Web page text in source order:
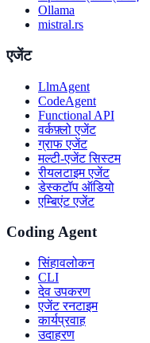
Ollama
mistral.rs
एजेंट
LlmAgent
CodeAgent
Functional API
वर्कफ़्लो एजेंट
ग्राफ एजेंट
मल्टी-एजेंट सिस्टम
रीयलटाइम एजेंट
डेस्कटॉप ऑडियो
एम्बिएंट एजेंट
Coding Agent
सिंहावलोकन
CLI
देव उपकरण
एजेंट रनटाइम
कार्यप्रवाह
उदाहरण